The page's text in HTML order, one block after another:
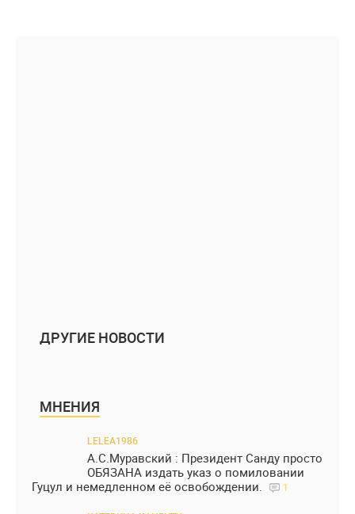
ДРУГИЕ НОВОСТИ
МНЕНИЯ
LELEA1986
А.С.Муравский : Президент Санду просто
ОБЯЗАНА издать указ о помиловании
Гуцул и немедленном её освобождении.
1